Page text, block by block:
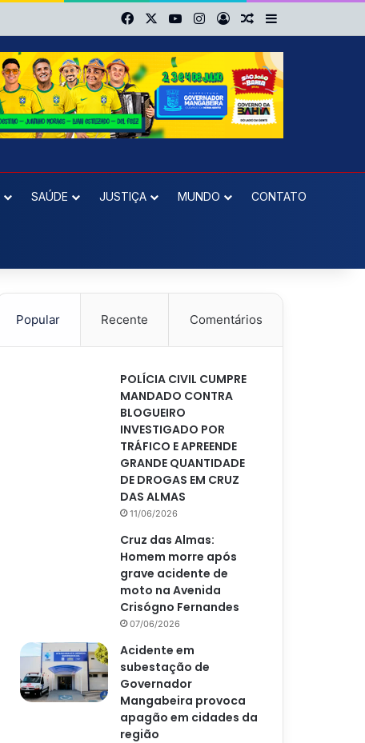
FacebookYouTubeInstagram
EntrarArtigo aleatório
Barra Lateral
SAÚDE JUSTIÇA MUNDO CONTATO
Popular Recente Comentários
POLÍCIA CIVIL CUMPRE
MANDADO CONTRA
BLOGUEIRO
INVESTIGADO POR
TRÁFICO E APREENDE
GRANDE QUANTIDADE
DE DROGAS EM CRUZ
DAS ALMAS
11/06/2026
Cruz das Almas:
Homem morre após
grave acidente de
moto na Avenida
Crisógno Fernandes
07/06/2026
Acidente em
subestação de
Governador
Mangabeira provoca
apagão em cidades da
região